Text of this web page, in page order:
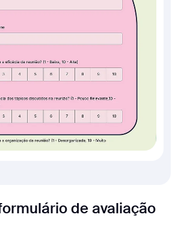
de avaliação